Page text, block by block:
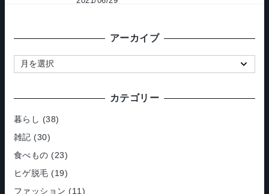
アーカイブ
ー
ブ
カテゴリー
暮らし (38)
雑記 (30)
食べもの (23)
ヒゲ脱毛 (19)
ファッション (11)